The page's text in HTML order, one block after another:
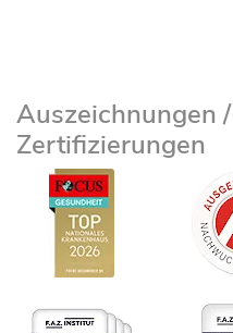
Auszeichnungen /
Zertifizierungen